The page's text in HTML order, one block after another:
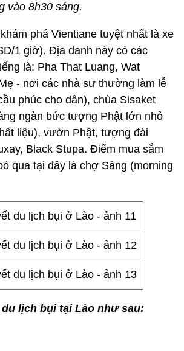
vào 8h30 sáng.
phá Vientiane tuyệt nhất là xe
1 giờ). Địa danh này có các
là: Pha That Luang, Wat
- nơi các nhà sư thường làm lễ
phúc cho dân), chùa Sisaket
ngàn bức tượng Phật lớn nhỏ
liệu), vườn Phật, tượng đài
Black Stupa. Điểm mua sắm
qua tại đây là chợ Sáng (morning
lịch bụi tại Lào như sau: